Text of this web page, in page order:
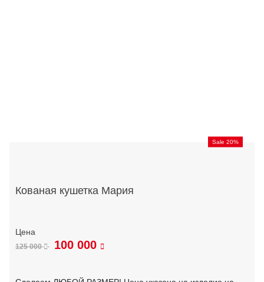
Sale 20%
Кованая кушетка Мария
125 000 100 000